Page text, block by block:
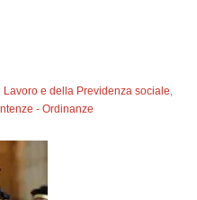
Lavoro e della Previdenza sociale,
- Ordinanze